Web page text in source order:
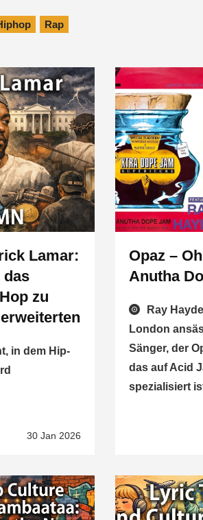
Rap
Lamar:
das
zu
in dem Hip-
30 Jan 2026
Opaz –
Anutha
Ray
London
Sänger, der
das auf Acid
spezialisiert